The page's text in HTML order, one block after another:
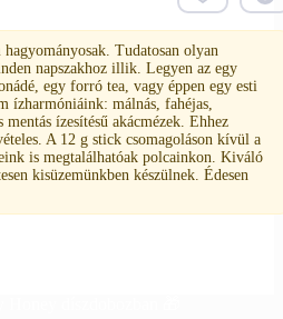
Tudatosan olyan
napszakhoz illik. Legyen az egy
egy forró tea, vagy éppen egy esti
ízharmóniáink: málnás, fahéjas,
mentás ízesítésű akácmézek. Ehhez
A 12 g stick csomagoláson kívül a
is megtalálhatóak polcainkon. Kiváló
kisüzemünkben készülnek. Édesen